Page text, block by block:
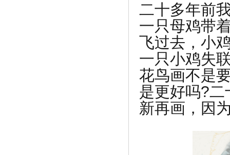
二十多年前
一只母鸡带
飞过去，小
一只小鸡失
花鸟画不是
是更好吗?
新再画，因